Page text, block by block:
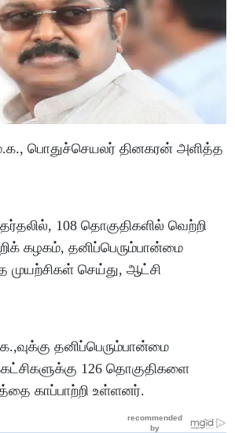
பொதுச்செயலர் தினகரன் அளித்த
108 தொகுதிகளில் வெற்றி
கழகம், தனிப்பெரும்பான்மை
முயற்சிகள் செய்து, ஆட்சி
தனிப்பெரும்பான்மை
126 தொகுதிகளை
காப்பாற்றி உள்ளனர்.